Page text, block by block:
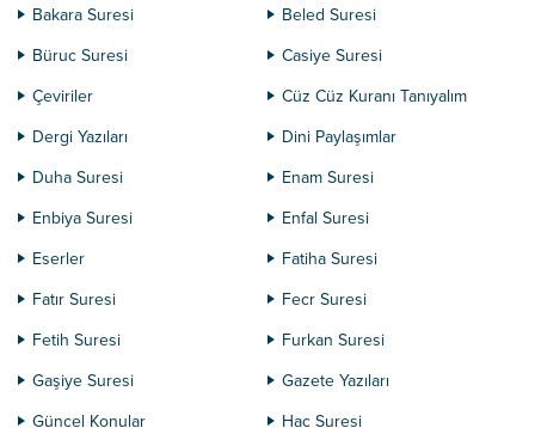
Bakara Suresi
Beled Suresi
Büruc Suresi
Casiye Suresi
Çeviriler
Cüz Cüz Kuranı Tanıyalım
Dergi Yazıları
Dini Paylaşımlar
Duha Suresi
Enam Suresi
Enbiya Suresi
Enfal Suresi
Eserler
Fatiha Suresi
Fatır Suresi
Fecr Suresi
Fetih Suresi
Furkan Suresi
Gaşiye Suresi
Gazete Yazıları
Güncel Konular
Hac Suresi